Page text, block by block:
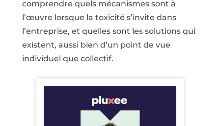
comprendre quels mécanismes sont à
l’œuvre lorsque la toxicité s’invite dans
l’entreprise, et quelles sont les solutions qui
existent, aussi bien d’un point de vue
individuel que collectif.